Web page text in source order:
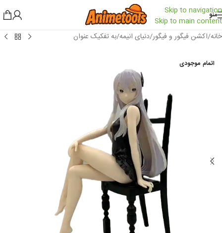
Skip to navigation
Skip to main content
منو
خانه/اکشن فیگور و فیگور/دنیای انیمه/به تفکیک عنوان
اتمام موجودی